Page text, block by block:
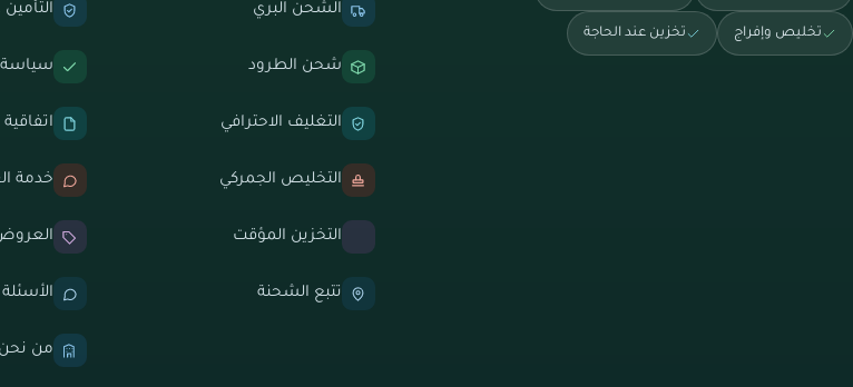
تخليص وإفراج تخزين عند الحاجة
الشحن البري
شحن الطرود
التغليف الاحترافي
التخليص الجمركي
التخزين المؤقت
تتبع الشحنة
سياسة
خدمة
من نحن